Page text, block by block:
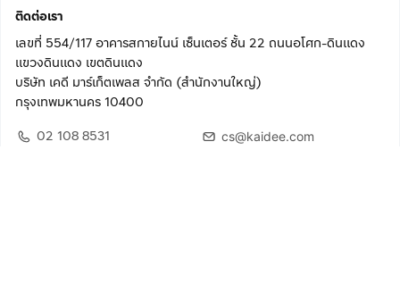
ติดต่อเรา
เลขที่ 554/117 อาคารสกายไนน์ เซ็นเตอร์ ชั้น 22 ถนนอโศก-ดินแดง
แขวงดินแดง เขตดินแดง
บริษัท เคดี มาร์เก็ตเพลส จำกัด (สำนักงานใหญ่)
กรุงเทพมหานคร 10400
02 108 8531
cs@kaidee.com